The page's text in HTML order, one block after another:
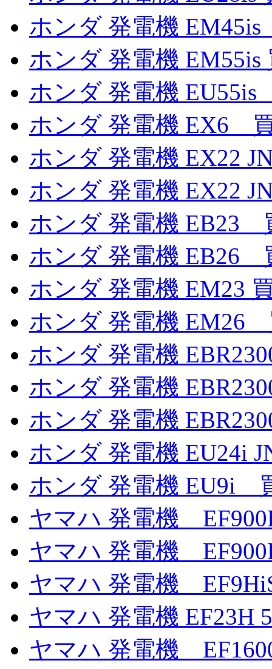
ホンダ 発電機
ホンダ 発電機 EM55is
ホンダ 発電機
ホンダ 発電機 EX6
ホンダ 発電機 EX22
ホンダ 発電機 EX22
ホンダ 発電機 EB23
ホンダ 発電機 EB26
ホンダ 発電機 EM23
ホンダ 発電機 EM26
ホンダ 発電機
ホンダ 発電機
ホンダ 発電機
ホンダ 発電機 EU24i
ホンダ 発電機 EU9i
ヤマハ 発電機
ヤマハ 発電機
ヤマハ 発電機
ヤマハ 発電機 EF23H
ヤマハ 発電機